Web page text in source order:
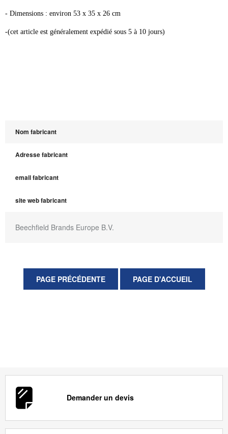
- Dimensions : environ 53 x 35 x 26 cm
-(cet article est généralement expédié sous 5 à 10 jours)
Nom fabricant
Adresse fabricant
email fabricant
site web fabricant
Beechfield Brands Europe B.V.
Demander un devis